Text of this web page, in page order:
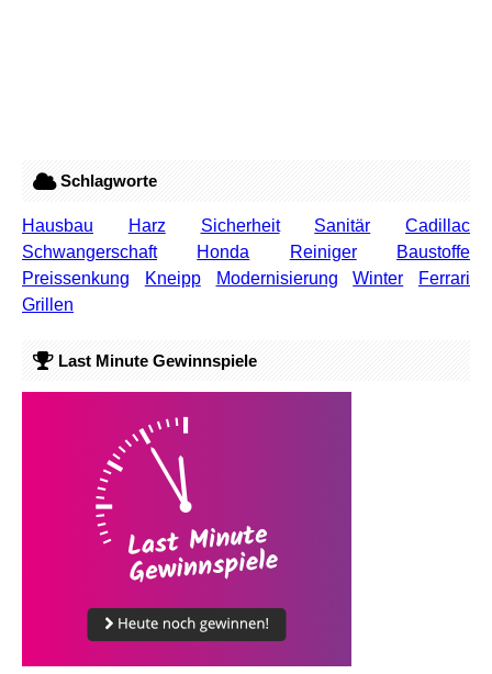
Schlagworte
Hausbau Harz Sicherheit Sanitär
Cadillac
Schwangerschaft
Honda Reiniger
Baustoffe
Preissenkung
Kneipp Modernisierung Winter
Ferrari
Grillen
Last Minute Gewinnspiele